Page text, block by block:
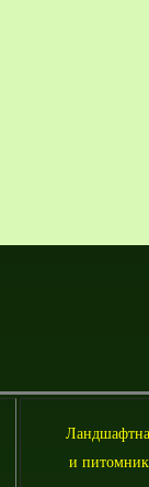
Л
и питомник